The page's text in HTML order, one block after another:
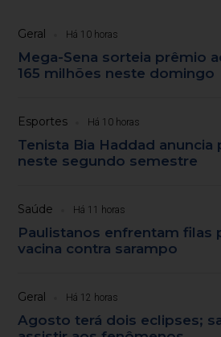
Geral Há 10 horas
Mega-Sena sorteia prêmio
165 milhões neste domingo
Esportes Há 10 horas
Tenista Bia Haddad anuncia
neste segundo semestre
Saúde Há 11 horas
Paulistanos enfrentam filas
vacina contra sarampo
Geral Há 12 horas
Agosto terá dois eclipses;